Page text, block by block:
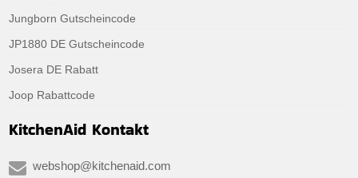
Jungborn Gutscheincode
JP1880 DE Gutscheincode
Josera DE Rabatt
Joop Rabattcode
KitchenAid Kontakt
webshop@kitchenaid.com